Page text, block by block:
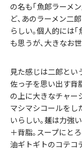
の名も｢魚郎ラーメ
ど､あのラーメン二
らしい｡個人的には
も思うが､大きなお
見た感じは二郎とい
佐っ子を思い出す背
の上に大きなチャー
マシマシコールをし
いらしい｡麺は力強
＋背脂｡スープにと
油ギトギトのコテコ